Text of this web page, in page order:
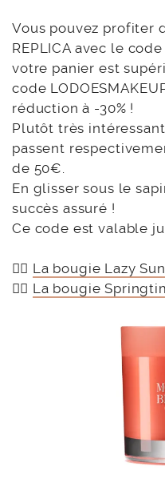
Vous pouvez profiter
REPLICA avec le
votre panier est
code
réduction à -30% !
Plutôt très
passent
de 50€.
En glisser sous le
succès assuré !
Ce code est valable
👉🏻 La bougie Lazy
👉🏻 La bougie